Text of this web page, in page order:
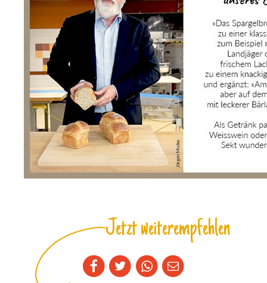
Jetzt weiterempfehlen